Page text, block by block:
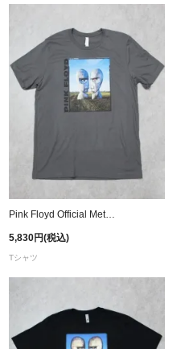
Pink Floyd Official Metal Division Bell At Daytime T-Shirt
5,830円(税込)
Tシャツ